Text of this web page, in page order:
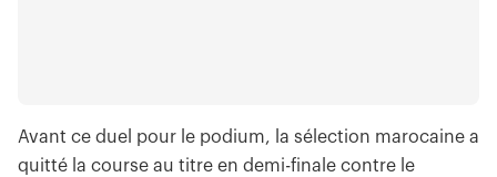
Avant ce duel pour le podium, la sélection marocaine a
quitté la course au titre en demi-finale contre le